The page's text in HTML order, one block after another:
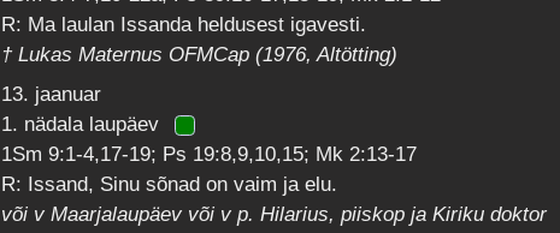
R: Ma laulan Issanda heldusest igavesti.
† Lukas Maternus OFMCap (1976, Altötting)
13. jaanuar
1. nädala laupäev
1Sm 9:1-4,17-19; Ps 19:8,9,10,15; Mk 2:13-17
R: Issand, Sinu sõnad on vaim ja elu.
või v Maarjalaupäev või v p. Hilarius, piiskop ja Kiriku doktor